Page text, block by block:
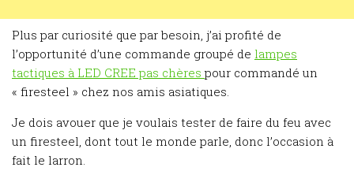
Plus par curiosité que par besoin, j’ai profité de
l’opportunité d’une commande groupé de lampes
tactiques à LED CREE pas chèrespour commandé un
« firesteel » chez nos amis asiatiques.
Je dois avouer que je voulais tester de faire du feu avec
un firesteel, dont tout le monde parle, donc l’occasion à
fait le larron.